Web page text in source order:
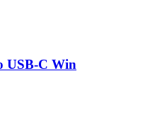
USB-C Win